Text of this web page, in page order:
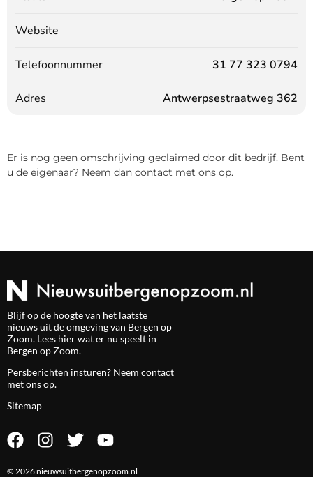
Website
Telefoonnummer 31 77 323 0794
Adres Antwerpsestraatweg 362
Er is nog geen omschrijving geclaimed door dit bedrijf. Bent
u de eigenaar? Neem dan contact met ons op.
Blijf op de hoogte van het laatste
nieuws uit de omgeving van Bergen op
Zoom. Lees hier wat er nu speelt in
Bergen op Zoom.
Persberichten insturen? Neem contact
met ons op.
Sitemap
© 2026 nieuwsuitbergenopzoom.nl